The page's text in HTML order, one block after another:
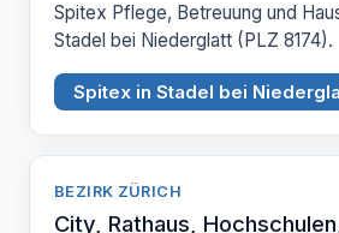
Spitex Pflege, Betreuung und
Stadel bei Niederglatt (PLZ 8174).
Spitex in Stadel bei
BEZIRK ZÜRICH
City, Rathaus,